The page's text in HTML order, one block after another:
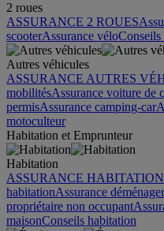
2 roues
ASSURANCE 2 ROUES
scooterAssurance véloConseils
Autres véhicules
ASSURANCE AUTRES
mobilitésAssurance voiture de
permisAssurance camping-car
motoculteur
Habitation et Emprunteur
Habitation
ASSURANCE HABITATION
habitationAssurance
propriétaire non occupant
maisonConseils habitation